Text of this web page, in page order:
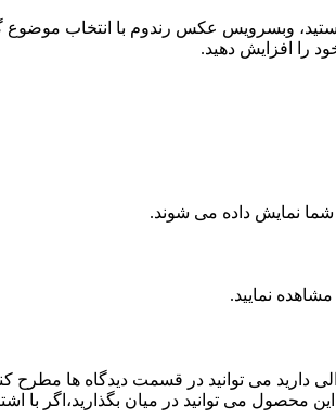
وبسرویس عکس رندوم با انتخاب موضوع
را افزایش دهید.
نمایش داده می شوند.
نمایید.
می توانید در قسمت دیدگاه ها مطرح
محصول می توانید در میان بگذارید،اگر با